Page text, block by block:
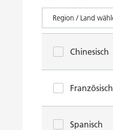
Chinesisch
Französisch
Spanisch